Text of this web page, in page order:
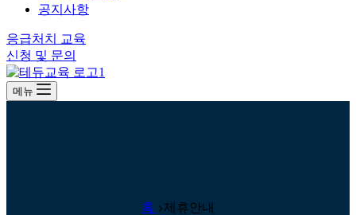
공지사항
응급처치 교육
신청 및 문의
메뉴
홈 제휴안내